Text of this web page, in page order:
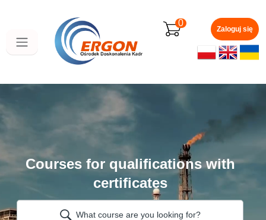
content
0
Zaloguj się
Courses for qualifications with
certificates
What course are you looking for?